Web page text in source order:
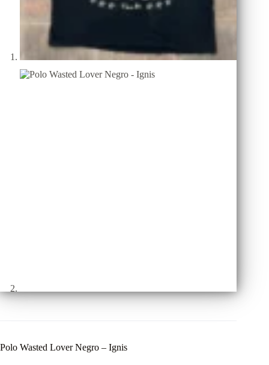
Polo Wasted Lover Negro – Ignis